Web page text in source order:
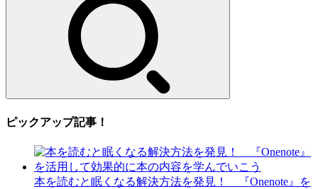
ピックアップ記事！
本を読むと眠くなる解決方法を発見！ 『Onenote』を